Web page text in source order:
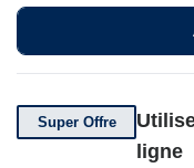
Super Offre
ligne